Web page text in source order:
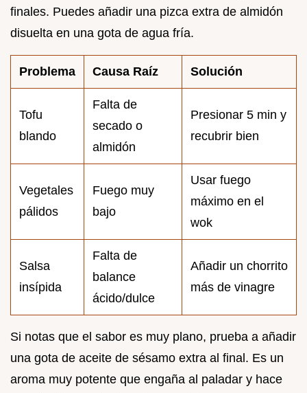
finales. Puedes añadir una pizca extra de almidón
disuelta en una gota de agua fría.
Problema Causa Raíz Solución
Tofu
blando
Falta de
secado o
almidón
Presionar 5 min y
recubrir bien
Vegetales
pálidos
Fuego muy
bajo
Usar fuego
máximo en el
wok
Salsa
insípida
Falta de
balance
ácido/dulce
Añadir un chorrito
más de vinagre
Si notas que el sabor es muy plano, prueba a añadir
una gota de aceite de sésamo extra al final. Es un
aroma muy potente que engaña al paladar y hace